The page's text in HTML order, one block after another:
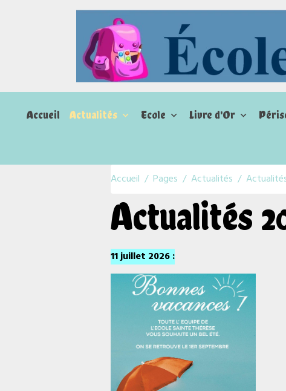
Accueil Actualités Ecole Livre d'Or
Accueil Pages Actualités
Actualités
11 juillet 2026 :